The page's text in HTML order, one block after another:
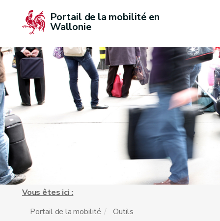
Portail de la mobilité en
Wallonie
Vous êtes ici :
Portail de la mobilité
Outils